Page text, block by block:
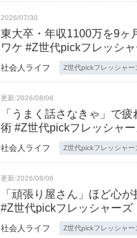
2026/07/30
東大卒・年収1100万を9ヶ
ワケ #Z世代pickフレッシ
社会人ライフ Z世代pickフレッシャー
更新:2026/08/06
「うまく話さなきゃ」で
術 #Z世代pickフレッシャ
社会人ライフ Z世代pickフレッシャー
更新:2026/08/06
「頑張り屋さん」ほど心
#Z世代pickフレッシャーズ
社会人ライフ Z世代pickフレッシャー